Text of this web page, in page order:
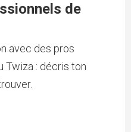
de
avec des pros
Twiza : décris ton